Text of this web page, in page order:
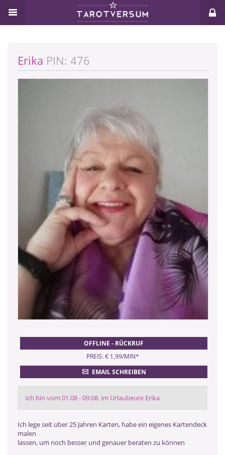
Erika PIN: 476
OFFLINE - RÜCKRUF
PREIS: € 1,99/MIN*
EMAIL SCHREIBEN
Ich bin vom 01.08 - 09.08. im Urlaubeure Erika
Ich lege seit über 25 Jahren Karten, habe ein eigenes Kartendeck
malen
lassen, um noch besser und genauer beraten zu können